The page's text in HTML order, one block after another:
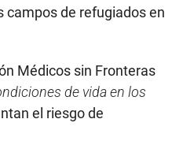
campos de refugiados en
Médicos sin Fronteras
de vida en los
el riesgo de